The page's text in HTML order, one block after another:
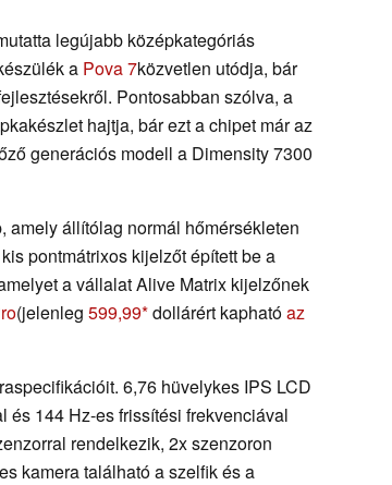
legújabb középkategóriás
a Pova 7közvetlen utódja, bár
Pontosabban szólva, a
hajtja, bár ezt a chipet már az
generációs modell a Dimensity 7300
amely állítólag normál hőmérsékleten
pontmátrixos kijelzőt épített be a
a vállalat Alive Matrix kijelzőnek
(jelenleg 599,99 dollárért kaphatóaz
6,76 hüvelykes IPS LCD
144 Hz-es frissítési frekvenciával
rendelkezik, 2x szenzoron
kamera található a szelfik és a